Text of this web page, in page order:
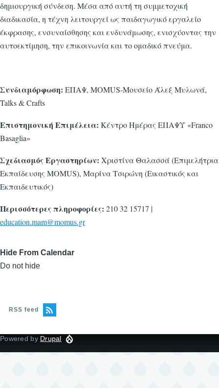
δημιουργική σύνδεση. Μέσα από αυτή τη συμμετοχική
διαδικασία, η τέχνη λειτουργεί ως παιδαγωγικό εργαλείο
έκφρασης, ενσυναίσθησης και ενδυνάμωσης, ενισχύοντας την
αυτοεκτίμηση, την επικοινωνία και το ομαδικό πνεύμα.
Συνδιαμόρφωση: ΕΠΑΨ, MOMUS-Μουσείο Άλεξ Μυλωνά,
Talks & Crafts
Επιστημονική Επιμέλεια: Κέντρο Ημέρας ΕΠΑΨΥ «Franco
Basaglia»
Σχεδιασμός Εργαστηρίων: Χριστίνα Θαλασσά (Επιμελήτρια
Εκπαίδευσης MOMUS), Μαρίνα Τσιρώνη (Εικαστικός και
Εκπαιδευτικός)
Περισσότερες πληροφορίες: 210 32 15717 |
education.mam@momus.gr
Hide From Calendar
Do not hide
RSS feed
Powered by Drupal